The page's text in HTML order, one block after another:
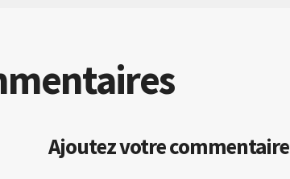
Ajoutez votre commentaire